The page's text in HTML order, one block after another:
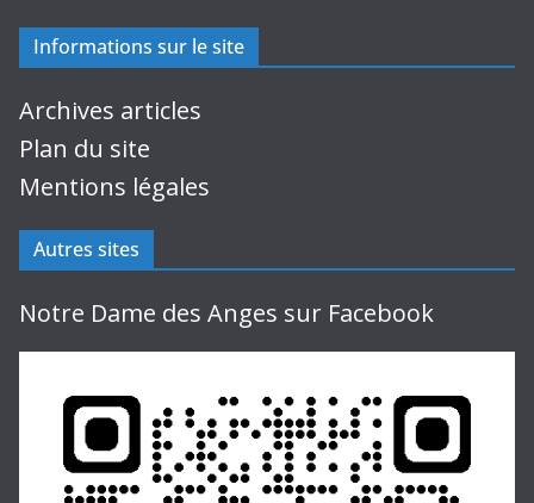
Informations sur le site
Archives articles
Plan du site
Mentions légales
Autres sites
Notre Dame des Anges sur Facebook